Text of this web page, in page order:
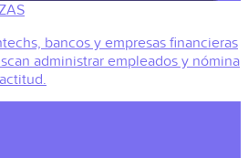
bancos y empresas financieras
administrar empleados y nómina